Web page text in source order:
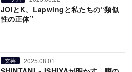
JOIとK、Lapwingと私たちの“類似
性の正体”
文芸 2025.08.01